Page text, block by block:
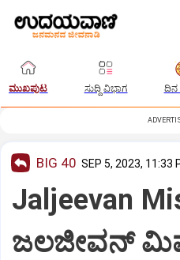
ಮುಖಪುಟ ಸುದ್ದಿ ವಿಭಾಗ ದಿನ
BIG 40 SEP 5, 2023, 11:33
Jaljeevan
ಜಲಜೀವನ್‌